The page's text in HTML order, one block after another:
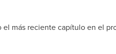
más reciente capítulo en el